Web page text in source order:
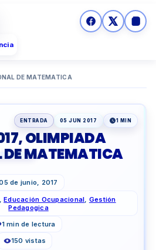
DE MATEMATICA
ENTRADA 05 JUN 2017 1 MIN
OLIMPIADA
MATEMATICA
de junio, 2017
,Educación Ocupacional Gestión
Pedagogica
1 min de lectura
150 vistas